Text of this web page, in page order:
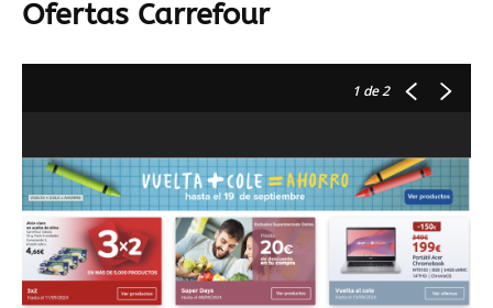
Ofertas Carrefour
1 de 2